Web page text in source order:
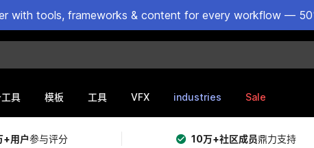
with tools, frameworks & content for every workflow —
具 模板 工具 VFX industries Sale
+用户参与评分 10万+社区成员鼎力支持